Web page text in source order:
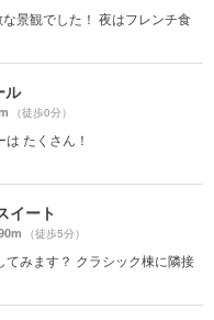
景観でした！ 夜はフレンチ食
ル
（徒歩0分）
たくさん！
イート
（徒歩5分）
みます？ クラシック棟に隣接